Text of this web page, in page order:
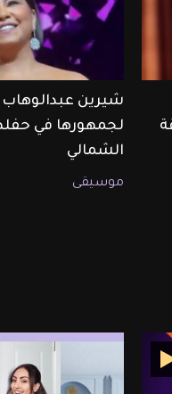
شيرين
لجمهورها في
الشمالي
موسيقى